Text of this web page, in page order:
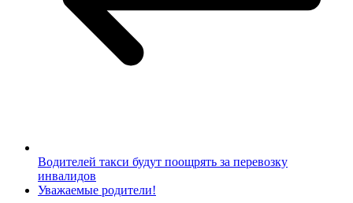
Водителей такси будут поощрять за перевозку
инвалидов
Уважаемые родители!